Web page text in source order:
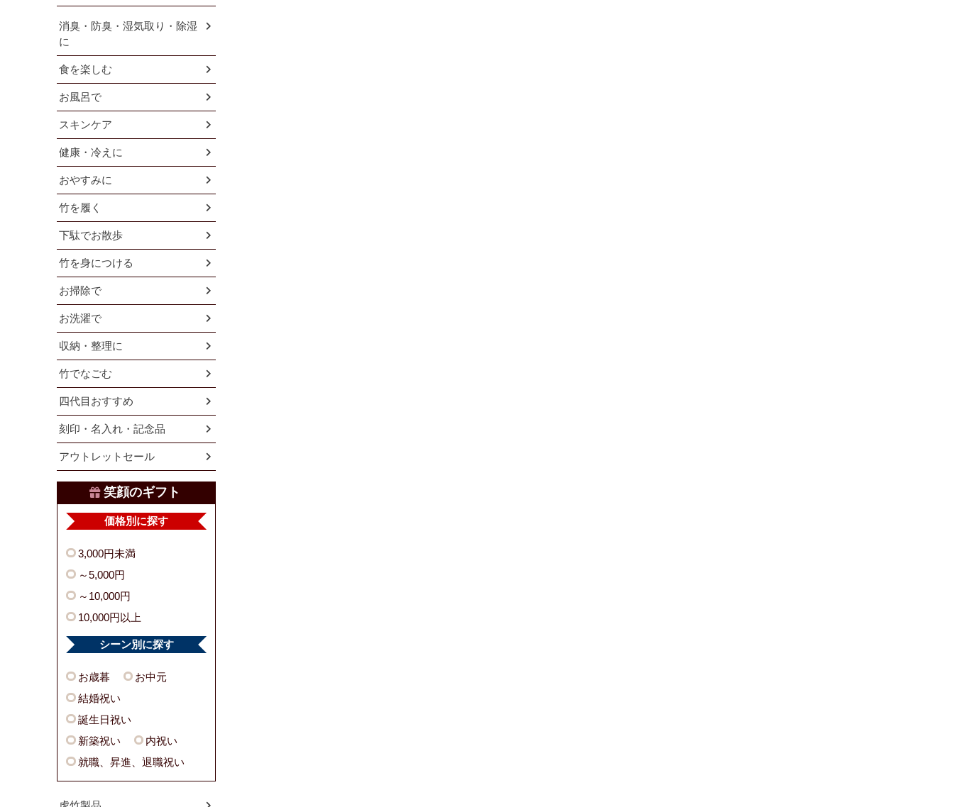
消臭・防臭・湿気取り・除湿
に
食を楽しむ
お風呂で
スキンケア
健康・冷えに
おやすみに
竹を履く
下駄でお散歩
竹を身につける
お掃除で
お洗濯で
収納・整理に
竹でなごむ
四代目おすすめ
刻印・名入れ・記念品
アウトレットセール
笑顔のギフト
価格別に探す
3,000円未満
～5,000円
～10,000円
10,000円以上
シーン別に探す
お歳暮
お中元
結婚祝い
誕生日祝い
新築祝い
内祝い
就職、昇進、退職祝い